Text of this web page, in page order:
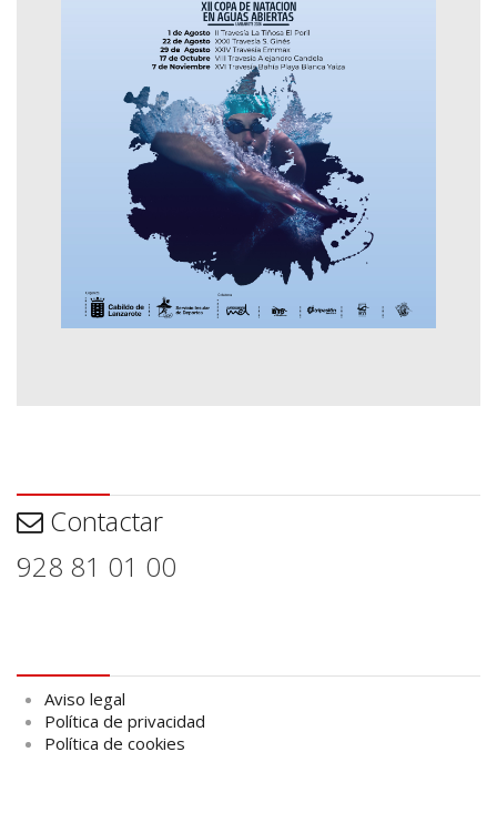
Contactar
928 81 01 00
Aviso legal
Política de privacidad
Política de cookies